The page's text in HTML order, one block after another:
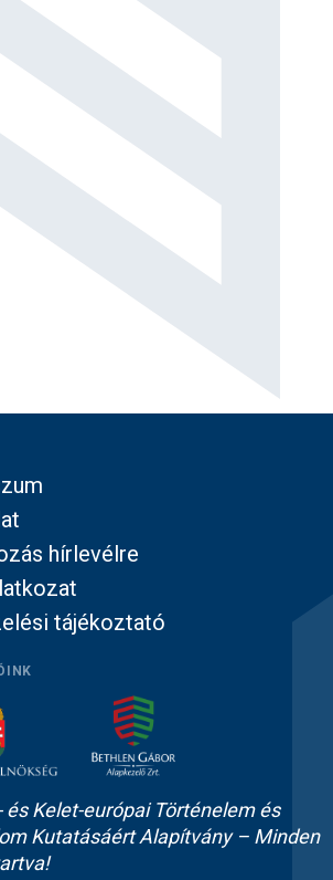
hírlevélre
tájékoztató
és Kelet-európai Történelem és
Kutatásáért Alapítvány – Minden